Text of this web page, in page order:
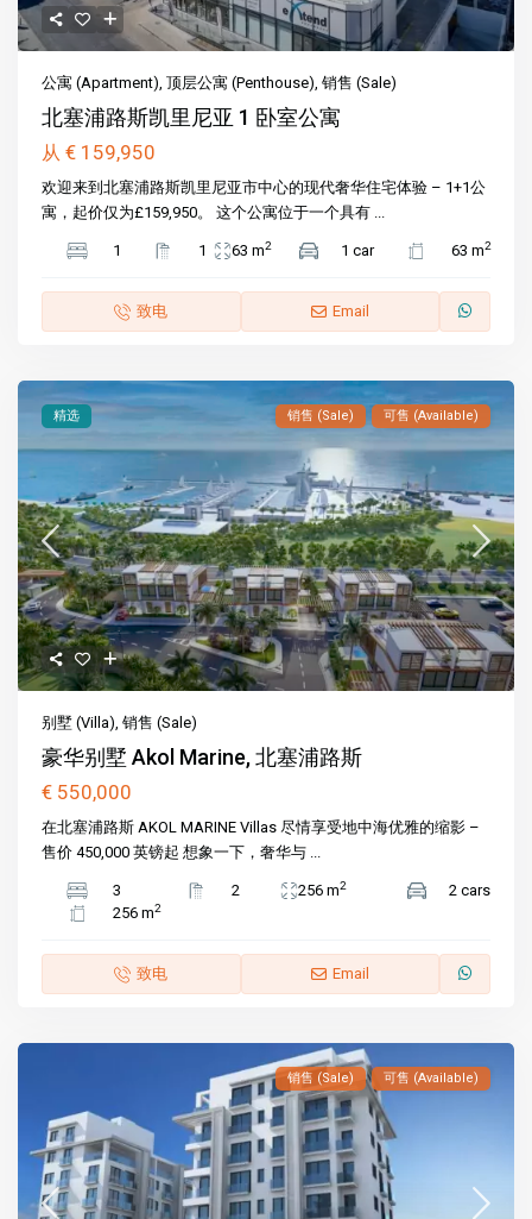
公寓 (Apartment),顶层公寓 (Penthouse),销售 (Sale)
北塞浦路斯凯里尼亚 1 卧室公寓
从 € 159,950
欢迎来到北塞浦路斯凯里尼亚市中心的现代奢华住宅体验 – 1+1公
寓，起价仅为£159,950。 这个公寓位于一个具有 ...
1 1 63 m2 1 car 63 m2
致电 Email
精选 销售 (Sale) 可售 (Available)
别墅 (Villa),销售 (Sale)
豪华别墅 Akol Marine, 北塞浦路斯
€ 550,000
在北塞浦路斯 AKOL MARINE Villas 尽情享受地中海优雅的缩影 –
售价 450,000 英镑起 想象一下，奢华与 ...
3 2 256 m2
2 cars
256 m2
致电 Email
销售 (Sale) 可售 (Available)